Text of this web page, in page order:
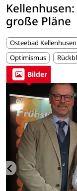
große Pläne
Osteebad Kellenhusen
Optimismus
Bilder